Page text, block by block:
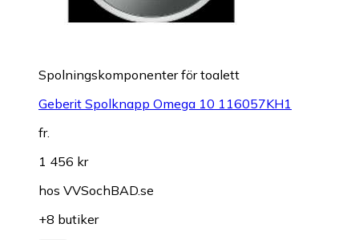
Spolningskomponenter för toalett
Geberit Spolknapp Omega 10 116057KH1
fr.
1 456 kr
hos VVSochBAD.se
+8 butiker